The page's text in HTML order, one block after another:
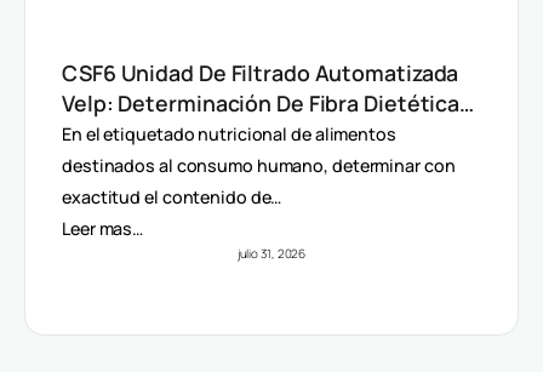
CSF6 Unidad De Filtrado Automatizada
Velp: Determinación De Fibra Dietética
(AOAC)
En el etiquetado nutricional de alimentos
destinados al consumo humano, determinar con
exactitud el contenido de…
Leer mas…
julio 31, 2026